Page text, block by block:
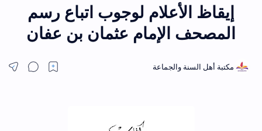
إيقاظ الأعلام لوجوب اتباع رسم
المصحف الإمام عثمان بن عفان